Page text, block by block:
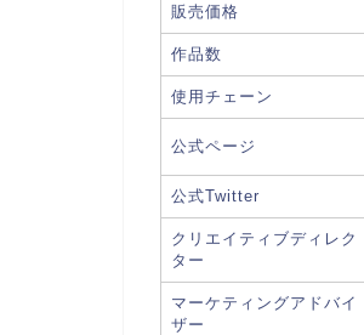
販売価格
作品数
使用チェーン
公式ページ
公式Twitter
クリエイティブディレク
ター
マーケティングアドバイ
ザー